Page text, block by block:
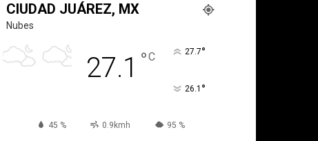
CIUDAD JUÁREZ, MX
Nubes
27.1 °C 27.7°
26.1 °
45 % 0.9kmh 95 %